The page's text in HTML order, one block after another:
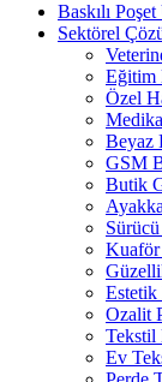
Baskılı
Sektörel
Eğitim
Özel
Beyaz
GSM
Butik
Kuaför
Estetik
Ozalit
Tekstil
Ev